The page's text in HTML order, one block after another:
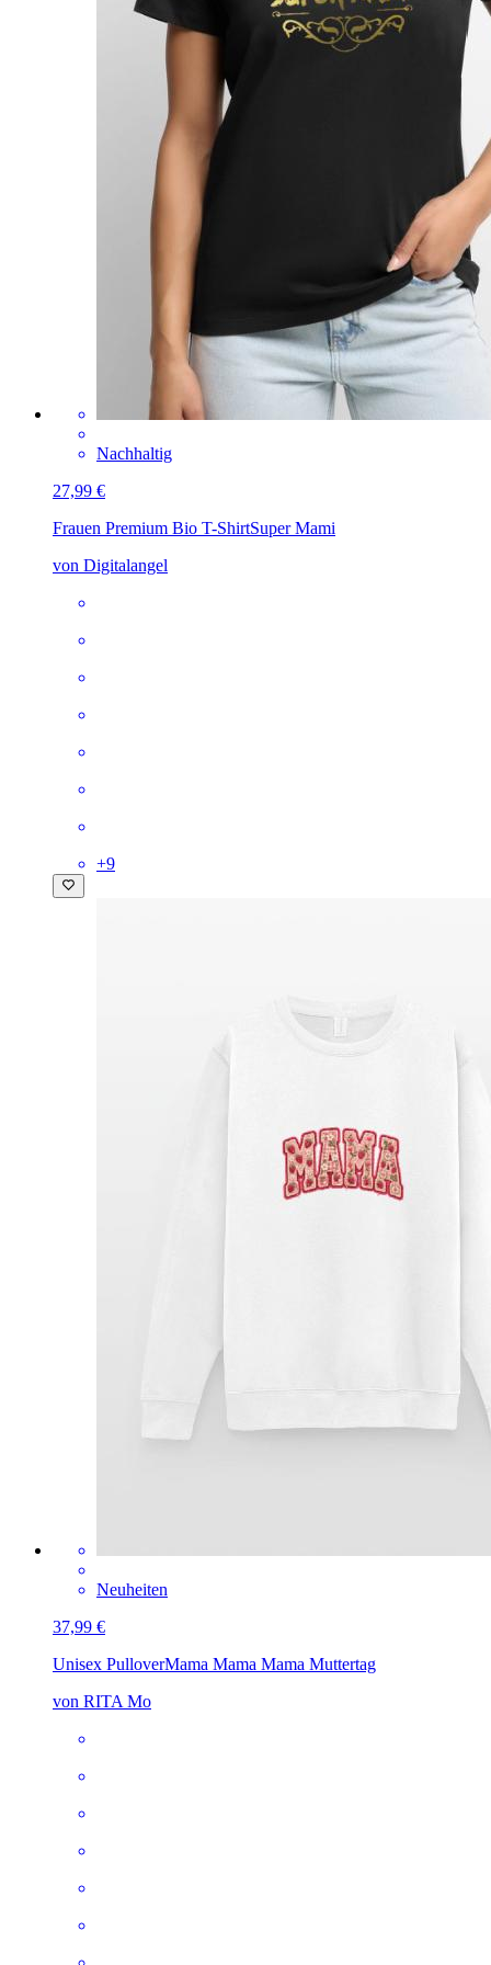
Nachhaltig
27,99 €
Frauen Premium Bio T-ShirtSuper Mami
von Digitalangel
+9
Neuheiten
37,99 €
Unisex PulloverMama Mama Mama Muttertag
von RITA Mo